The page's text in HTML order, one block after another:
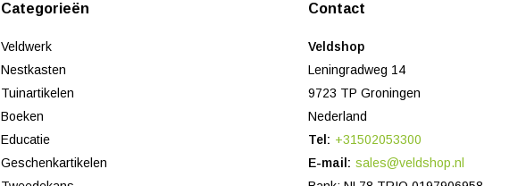
Categorieën
Veldwerk
Nestkasten
Tuinartikelen
Boeken
Educatie
Geschenkartikelen
Contact
Veldshop
Leningradweg 14
9723 TP Groningen
Nederland
Tel: +31502053300
E-mail: sales@veldshop.nl